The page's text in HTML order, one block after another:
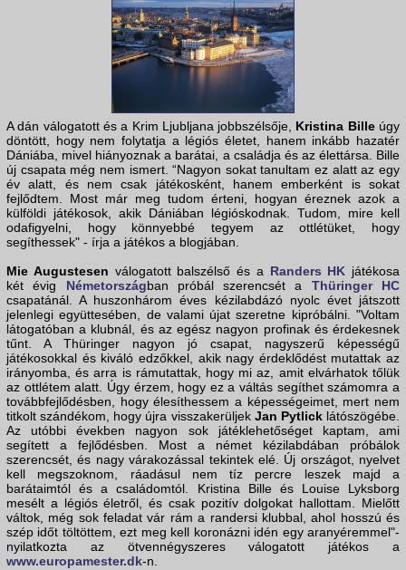
A dán válogatott és a Krim Ljubljana jobbszélsője, Kristina Billeúgy
döntött, hogy nem folytatja a légiós életet, hanem inkább hazatér
Dániába, mivel hiányoznak a barátai, a családja és az élettársa. Bille
új csapata még nem ismert. “Nagyon sokat tanultam ez alatt az egy
év alatt, és nem csak játékosként, hanem emberként is sokat
fejlődtem. Most már meg tudom érteni, hogyan éreznek azok a
külföldi játékosok, akik Dániában légióskodnak. Tudom, mire kell
odafigyelni, hogy könnyebbé tegyem az ottlétüket, hogy
segíthessek" - írja a játékos a blogjában.
Mie Augustesen válogatott balszélső és a Randers HK játékosa
két évig Németországban próbál szerencsét a Thüringer HC
csapatánál. A huszonhárom éves kézilabdázó nyolc évet játszott
jelenlegi együttesében, de valami újat szeretne kipróbálni. "Voltam
látogatóban a klubnál, és az egész nagyon profinak és érdekesnek
tűnt. A Thüringer nagyon jó csapat, nagyszerű képességű
játékosokkal és kiváló edzőkkel, akik nagy érdeklődést mutattak az
irányomba, és arra is rámutattak, hogy mi az, amit elvárhatok tőlük
az ottlétem alatt. Úgy érzem, hogy ez a váltás segíthet számomra a
továbbfejlődésben, hogy élesíthessem a képességeimet, mert nem
titkolt szándékom, hogy újra visszakerüljek Jan Pytlicklátószögébe.
Az utóbbi években nagyon sok játéklehetőséget kaptam, ami
segített a fejlődésben. Most a német kézilabdában próbálok
szerencsét, és nagy várakozással tekintek elé. Új országot, nyelvet
kell megszoknom, ráadásul nem tíz percre leszek majd a
barátaimtól és a családomtól. Kristina Bille és Louise Lyksborg
mesélt a légiós életről, és csak pozitív dolgokat hallottam. Mielőtt
váltok, még sok feladat vár rám a randersi klubbal, ahol hosszú és
szép időt töltöttem, ezt meg kell koronázni idén egy aranyéremmel"-
nyilatkozta az ötvennégyszeres válogatott játékos a
www.europamester.dk-n.